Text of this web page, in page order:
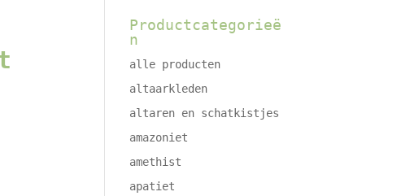
Productcategorieë
n
alle producten
altaarkleden
altaren en schatkistjes
amazoniet
amethist
apatiet